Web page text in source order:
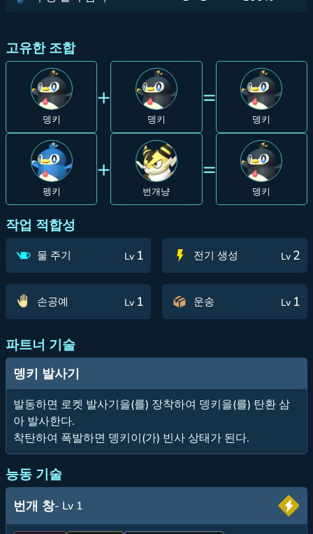
고유한 조합
뎅키
+
뎅키
=
뎅키
펭키
+
번개냥
=
뎅키
작업 적합성
물 주기 Lv 1 전기 생성 Lv 2
손공예 Lv 1 운송 Lv 1
파트너 기술
뎅키 발사기
발동하면 로켓 발사기을(를) 장착하여 뎅키을(를) 탄환 삼
아 발사한다.
착탄하여 폭발하면 뎅키이(가) 빈사 상태가 된다.
능동 기술
번개 창- Lv 1